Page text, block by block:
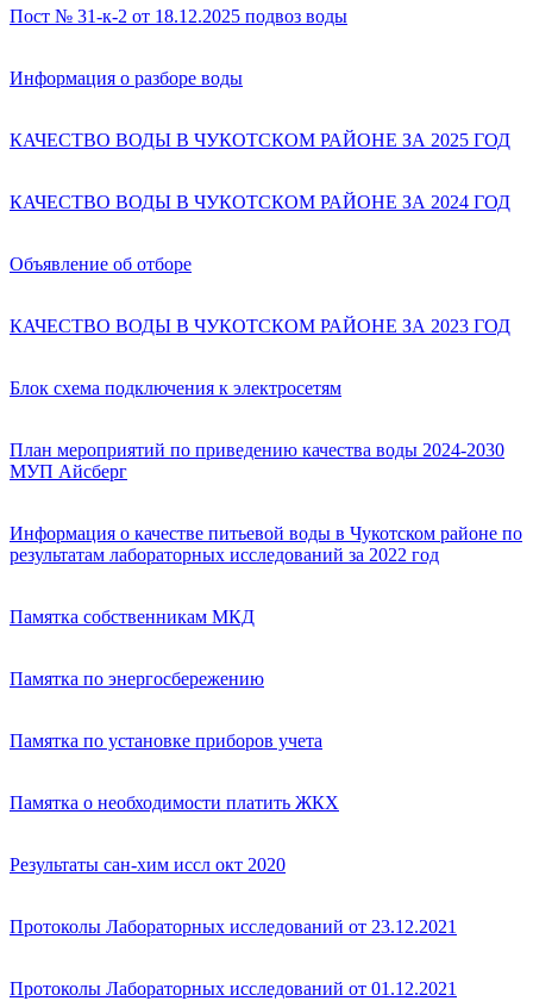
Пост № 31-к-2 от 18.12.2025 подвоз воды
Информация о разборе воды
КАЧЕСТВО ВОДЫ В ЧУКОТСКОМ РАЙОНЕ ЗА 2025 ГОД
КАЧЕСТВО ВОДЫ В ЧУКОТСКОМ РАЙОНЕ ЗА 2024 ГОД
Объявление об отборе
КАЧЕСТВО ВОДЫ В ЧУКОТСКОМ РАЙОНЕ ЗА 2023 ГОД
Блок схема подключения к электросетям
План мероприятий по приведению качества воды 2024-2030
МУП Айсберг
Информация о качестве питьевой воды в Чукотском районе по
результатам лабораторных исследований за 2022 год
Памятка собственникам МКД
Памятка по энергосбережению
Памятка по установке приборов учета
Памятка о необходимости платить ЖКХ
Результаты сан-хим иссл окт 2020
Протоколы Лабораторных исследований от 23.12.2021
Протоколы Лабораторных исследований от 01.12.2021